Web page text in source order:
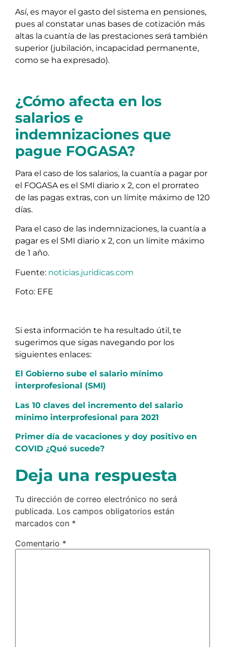
Así, es mayor el gasto del sistema en pensiones,
pues al constatar unas bases de cotización más
altas la cuantía de las prestaciones será también
superior (jubilación, incapacidad permanente,
como se ha expresado).
¿Cómo afecta en los
salarios e
indemnizaciones que
pague FOGASA?
Para el caso de los salarios, la cuantía a pagar por
el FOGASA es el SMI diario x 2, con el prorrateo
de las pagas extras, con un límite máximo de 120
días.
Para el caso de las indemnizaciones, la cuantía a
pagar es el SMI diario x 2, con un límite máximo
de 1 año.
Fuente: noticias.juridicas.com
Foto: EFE
Si esta información te ha resultado útil, te
sugerimos que sigas navegando por los
siguientes enlaces:
El Gobierno sube el salario mínimo
interprofesional (SMI)
Las 10 claves del incremento del salario
mínimo interprofesional para 2021
Primer día de vacaciones y doy positivo en
COVID ¿Qué sucede?
Deja una respuesta
Tu dirección de correo electrónico no será
publicada. Los campos obligatorios están
marcados con *
Comentario *